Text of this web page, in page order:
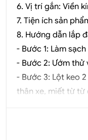
6. Vị trí gắn: Viền
7. Tiện ích sản
8. Hướng dẫn lắp
- Bước 1: Làm
- Bước 2: Ướm thử
- Bước 3: Lột keo
thân xe, miết từ từ
kế chuẩn form xe